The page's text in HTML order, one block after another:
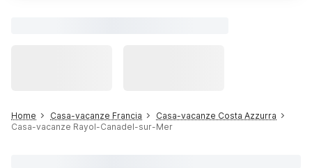
Home Casa-vacanze Francia
Casa-vacanze Costa Azzurra
Casa-vacanze Rayol-Canadel-sur-Mer